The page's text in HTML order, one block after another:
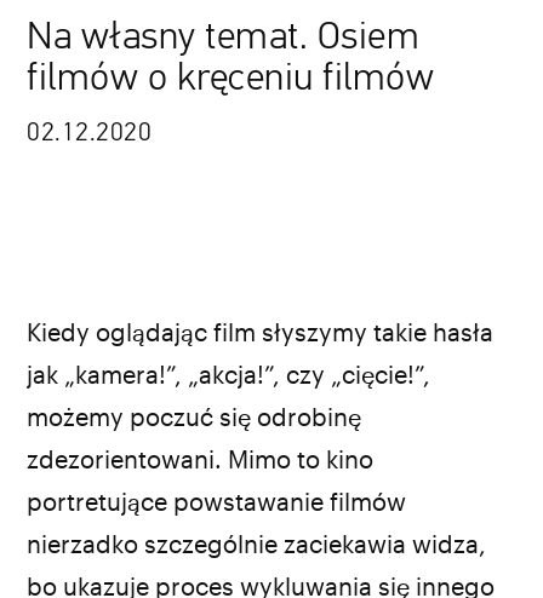
Na własny temat. Osiem
filmów o kręceniu filmów
02.12.2020
Kiedy oglądając film słyszymy takie hasła
jak „kamera!”, „akcja!”, czy „cięcie!”,
możemy poczuć się odrobinę
zdezorientowani. Mimo to kino
portretujące powstawanie filmów
nierzadko szczególnie zaciekawia widza,
bo ukazuje proces wykluwania się innego